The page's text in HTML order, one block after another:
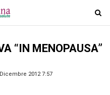
T
o
g
“IN MENOPAUSA”
2012 7:57